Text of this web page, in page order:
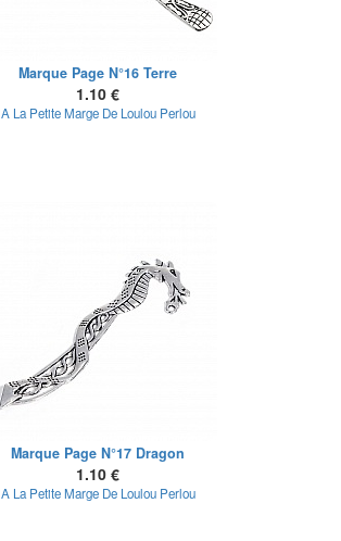
Marque Page N°16 Terre
1.10 €
A La Petite Marge De Loulou Perlou
Marque Page N°17 Dragon
1.10 €
A La Petite Marge De Loulou Perlou